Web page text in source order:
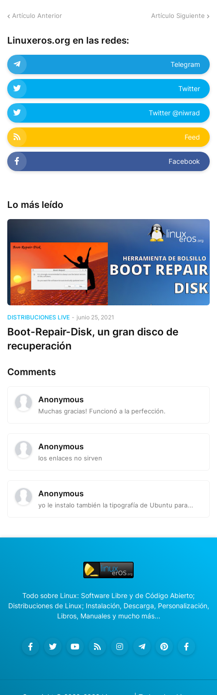
Artículo Anterior Artículo Siguiente
Linuxeros.org en las redes:
Telegram
Twitter
Twitter @niwrad
Feed
Facebook
Lo más leído
DISTRIBUCIONES LIVE - junio 25, 2021
Boot-Repair-Disk, un gran disco de
recuperación
Comments
Anonymous
Muchas gracias! Funcionó a la perfección.
Anonymous
los enlaces no sirven
Anonymous
yo le instalo también la tipografía de Ubuntu para...
Todo sobre Linux: Software Libre y de Código Abierto;
Distribuciones de Linux; Instalación, Descarga, Personalización,
Libros, Manuales y mucho más...